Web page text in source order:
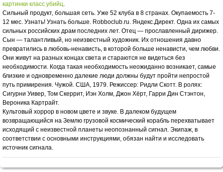
картинки класс убийц.
Сильный продукт, большая сеть. Уже 52 клуба в 8 странах. Окупаемость 7-
12 мес. Узнать! Узнать больше. Robboclub.ru. Яндекс.Директ. Одна их самых
сильных российских драм последних лет. Отец — прославленный дирижер.
Сын — талантливый, но неизвестный художник. Их отношения давно
превратились в любовь-ненависть, в которой больше ненависти, чем любви.
Они живут на разных концах света и стараются не видеться без
необходимости. Когда такая необходимость неожиданно возникает, самые
близкие и одновременно далекие люди должны будут пройти непростой
путь примирения. Чужой. США, 1979. Режиссер: Ридли Скотт. В ролях:
Сигурни Уивер, Том Скеррит, Иэн Холм, Джон Хёрт, Гарри Дин Стэнтон,
Вероника Картрайт.
Культовый хоррор в новом цвете и звуке. В далеком будущем
возвращающийся на Землю грузовой космический корабль перехватывает
исходящий с неизвестной планеты неопознанный сигнал. Экипаж, в
соответствии с основными инструкциями, обязан найти и исследовать
источник сигнала.